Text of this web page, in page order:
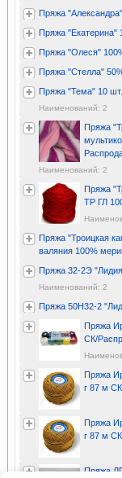
Пряжа
Пряжа "Екатерина"
Пряжа "Олеся"
Пряжа "Стелла"
Пряжа "Тема" 10
Наименований: 2
Пряжа
Наименований: 2
Пряжа
ТР ГЛ
Пряжа "Троицкая
валяния 100%
Пряжа 32-2Э
Наименований: 2
Пряжа 50Н32-2
Пряжа
СК/
Пряжа
г 87 м
Пряжа
г 87 м
Пряжа